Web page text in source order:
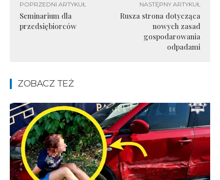
POPRZEDNI ARTYKUŁ
Seminarium dla
przedsiębiorców
NASTĘPNY ARTYKUŁ
Rusza strona dotycząca
nowych zasad
gospodarowania
odpadami
ZOBACZ TEŻ